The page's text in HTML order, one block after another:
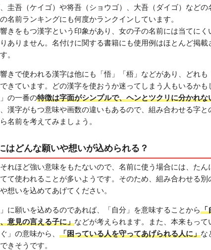
圭吾（ケイゴ）や将吾（ショウゴ）、大吾（ダイゴ）などの
名前ランキングにも何度かランクインしています。
きをもつ漢字という印象があり、女の子の名前には当てにく
ありません。名付けに関する書籍にも使用例はほとんど掲載
。
きで使われる漢字は他にも「悟」「梧」などがあり、どれも
きています。どの漢字を使おうか迷ってしまう人もいるかも
の一番の特徴は字面がシンプルで、ヘンとツクリに分かれな
漢字がもつ意味や画数の違いもあるので、組み合わせる字と
名前を考えてみましょう。
はどんな願いや想いが込められる？
れほど強い意味をもたないので、名前に使う場合には、たん
て使われることが多いようです。そのため、組み合わせる別
想いを込めてあげてください。
に願いを込めるのであれば、「自分」を意味することから「
意見の言える子に」などが考えられます。また、本来もって
」の意味から、 「困っている人を守ってあげられる人に」な
きそうです。